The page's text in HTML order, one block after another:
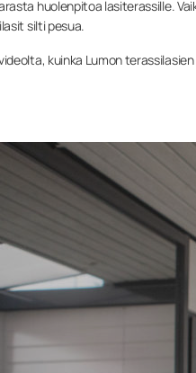
huolenpitoa lasiterassille.
silti pesua.
kuinka Lumon